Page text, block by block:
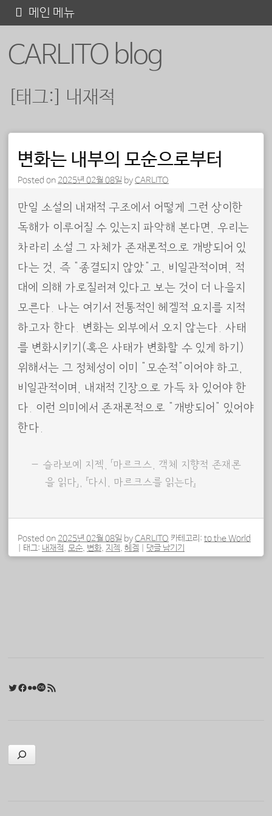
CARLITO blog
메인 메뉴
텐
[태그:] 내재적
포스트 내비게이션
변화는 내부의 모순으로부터
Posted on 2025년 02월 08일 byCARLITO
만일 소설의 내재적 구조에서 어떻게 그런 상이한
독해가 이루어질 수 있는지 파악해 본다면, 우리는
차라리 소설 그 자체가 존재론적으로 개방되어 있
다는 것, 즉 “종결되지 않았”고, 비일관적이며, 적
대에 의해 가로질러져 있다고 보는 것이 더 나을지
모른다. 나는 여기서 전통적인 헤겔적 요지를 지적
하고자 한다. 변화는 외부에서 오지 않는다. 사태
를 변화시키기(혹은 사태가 변화할 수 있게 하기)
위해서는 그 정체성이 이미 “모순적”이어야 하고,
비일관적이며, 내재적 긴장으로 가득 차 있어야 한
다. 이런 의미에서 존재론적으로 “개방되어” 있어야
한다.
슬라보예 지젝, 「마르크스, 객체 지향적 존재론
을 읽다」, 『다시, 마르크스를 읽는다』
Posted on 2025년 02월 08일 byCARLITO 카테고리: to the World
태그: 내재적, 모순, 변화, 지젝, 헤겔 댓글 남기기
Twitter
Facebook
FlickrLast.fm
검색